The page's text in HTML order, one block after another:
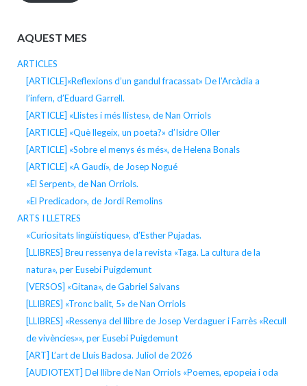
AQUEST MES
ARTICLES
[ARTICLE]«Reflexions d’un gandul fracassat» De l’Arcàdia a
l’infern, d’Eduard Garrell.
[ARTICLE] «Llistes i més llistes», de Nan Orriols
[ARTICLE] «Què llegeix, un poeta?» d’Isidre Oller
[ARTICLE] «Sobre el menys és més», de Helena Bonals
[ARTICLE] «A Gaudí», de Josep Nogué
«El Serpent», de Nan Orriols.
«El Predicador», de Jordi Remolins
ARTS I LLETRES
«Curiositats lingüístiques», d’Esther Pujadas.
[LLIBRES] Breu ressenya de la revista «Taga. La cultura de la
natura», per Eusebi Puigdemunt
[VERSOS] «Gitana», de Gabriel Salvans
[LLIBRES] «Tronc balit, 5» de Nan Orriols
[LLIBRES] «Ressenya del llibre de Josep Verdaguer i Farrès «Recull
de vivències»», per Eusebi Puigdemunt
[ART] L’art de Lluís Badosa. Juliol de 2026
[AUDIOTEXT] Del llibre de Nan Orriols «Poemes, epopeia i oda